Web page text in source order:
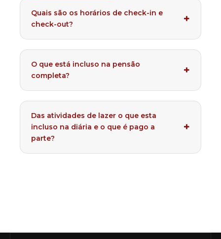
Quais são os horários de check-in e
check-out?
O que está incluso na pensão
completa?
Das atividades de lazer o que esta
incluso na diária e o que é pago a
parte?